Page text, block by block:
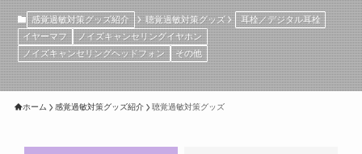
感覚過敏対策グッズ紹介 聴覚過敏対策グッズ
耳栓／デジタル耳栓
イヤーマフ
ノイズキャンセリングイヤホン
ノイズキャンセリングヘッドフォン
その他
ホーム 感覚過敏対策グッズ紹介 聴覚過敏対策グッズ